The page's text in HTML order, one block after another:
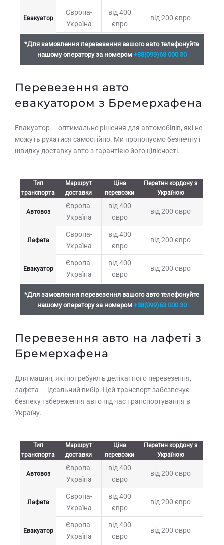
Евакуатор
Європа-
Україна
від 400
євро
від 200 євро
*Для замовлення перевезення вашого авто телефонуйте
нашому оператору за номером +38(099)63 000 30
Перевезення авто
евакуатором з Бремерхафена
Евакуатор — оптимальне рішення для автомобілів, які не
можуть рухатися самостійно. Ми пропонуємо безпечну і
швидку доставку авто з гарантією його цілісності.
Тип
транспорта
Маршрут
доставки
Ціна
перевозки
Перетин кордону з
Україною
Автовоз
Європа-
Україна
від 400
євро
від 200 євро
Лафета
Європа-
Україна
від 400
євро
від 200 євро
Евакуатор
Європа-
Україна
від 400
євро
від 200 євро
*Для замовлення перевезення вашого авто телефонуйте
нашому оператору за номером +38(099)63 000 30
Перевезення авто на лафеті з
Бремерхафена
Для машин, які потребують делікатного перевезення,
лафета — ідеальний вибір. Цей транспорт забезпечує
безпеку і збереження авто під час транспортування в
Україну.
Тип
транспорта
Маршрут
доставки
Ціна
перевозки
Перетин кордону з
Україною
Автовоз
Європа-
Україна
від 400
євро
від 200 євро
Лафета
Європа-
Україна
від 400
євро
від 200 євро
Евакуатор
Європа-
Україна
від 400
євро
від 200 євро
Оставьте заявку на просчет
стоимости услуг с нашим
оператором
Залиште заявку на прорахунок
вартості послуг з нашим
оператором